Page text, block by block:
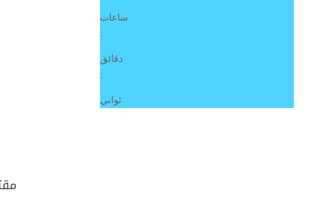
ساعات
:
دقائق
:
ثواني